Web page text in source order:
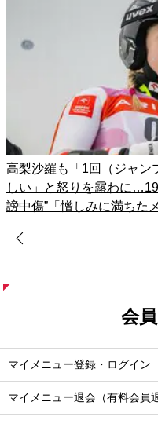
高梨沙羅も「1回（ジャン
しい」と怒りを露わに
謗中傷”「憎しみに満ちた
会
マイメニュー登録・ログイン
マイメニュー退会（有料会員